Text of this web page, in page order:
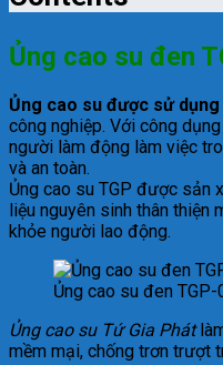
Ủng cao su đen
Ủng cao su được sử dụng
công nghiệp. Với công
người làm động làm việc
và an toàn.
Ủng cao su TGP được sản
liệu nguyên sinh thân thiện
khỏe người lao động.
Ủng cao su đen
Ủng cao su Tứ Gia Phát
mềm mại, chống trơn trượt